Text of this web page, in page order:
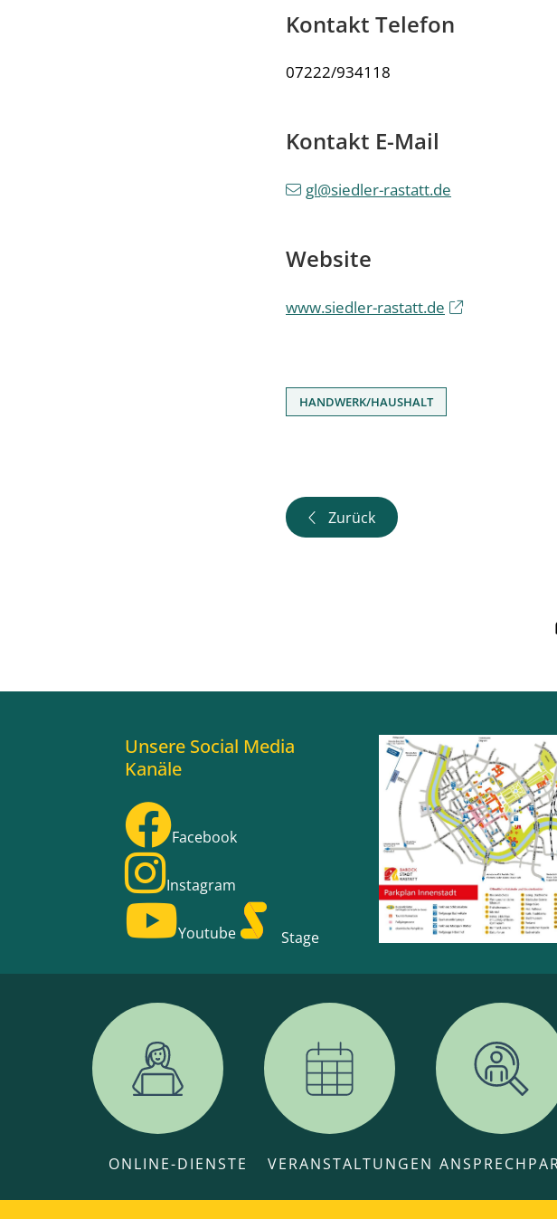
Kontakt Telefon
07222/934118
Kontakt E-Mail
gl@siedler-rastatt.de
Website
www.siedler-rastatt.de
HANDWERK/HAUSHALT
Zurück
Unsere Social Media
Kanäle
Facebook
Instagram
Youtube Stage
ONLINE-DIENSTE VERANSTALTUNGEN